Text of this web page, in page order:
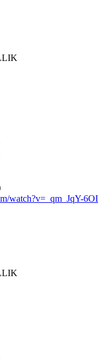
watch?v=_qm_JqY-6OI